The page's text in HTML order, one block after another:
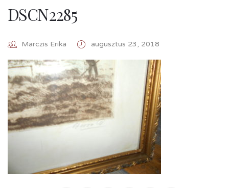
DSCN2285
Marczis Erika augusztus 23, 2018